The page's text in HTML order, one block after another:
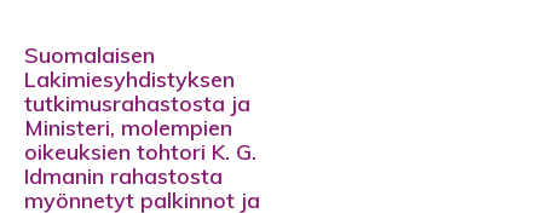
Suomalaisen
Lakimiesyhdistyksen
tutkimusrahastosta ja
Ministeri, molempien
oikeuksien tohtori K. G.
Idmanin rahastosta
myönnetyt palkinnot ja